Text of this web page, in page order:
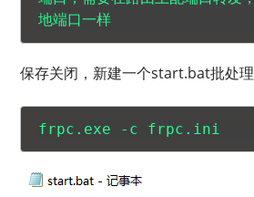
地端口一样
保存关闭，新建一个start.bat批处